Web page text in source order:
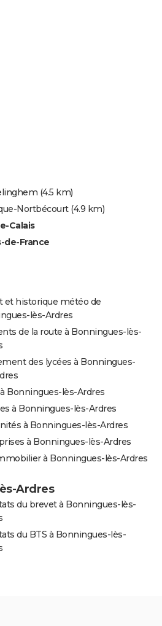
(4.5 km)
Nortbécourt (4.9 km)
Calais
de-France
et historique météo de
lès-Ardres
de la route à Bonningues-lès-
des lycées à Bonningues-
Bonningues-lès-Ardres
à Bonningues-lès-Ardres
à Bonningues-lès-Ardres
à Bonningues-lès-Ardres
à Bonningues-lès-Ardres
Ardres
du brevet à Bonningues-lès-
du BTS à Bonningues-lès-